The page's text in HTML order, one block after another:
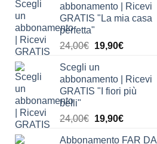
abbonamento | Ricevi
GRATIS "La mia casa
perfetta"
24,00€ Il
originale
era:
24,00€.
19,90€Il
è:
19,90€.
Scegli un
abbonamento | Ricevi
GRATIS "I fiori più
belli"
24,00€ Il
19,90€Il
Abbonamento FAR DA